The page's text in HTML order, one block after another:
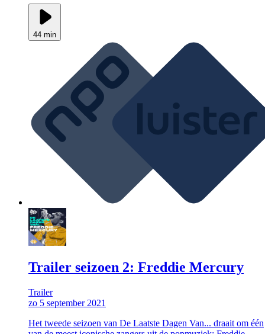
44 min
Trailer seizoen 2: Freddie Mercury
Trailer
zo 5 september 2021
Het tweede seizoen van De Laatste Dagen Van... draait om één